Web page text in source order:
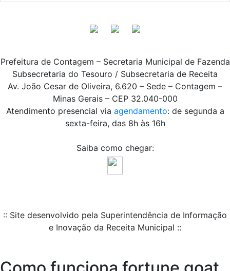
Prefeitura de Contagem – Secretaria Municipal de Fazenda
Subsecretaria do Tesouro / Subsecretaria de Receita
Av. João Cesar de Oliveira, 6.620 – Sede – Contagem –
Minas Gerais – CEP 32.040-000
Atendimento presencial via agendamento: de segunda a
sexta-feira, das 8h às 16h
Saiba como chegar:
:: Site desenvolvido pela Superintendência de Informação
e Inovação da Receita Municipal ::